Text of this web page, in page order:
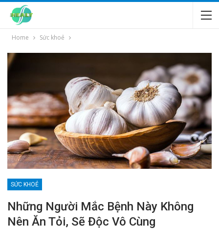
Home Sức khoẻ
SỨC KHOẺ
Những Người Mắc Bệnh Này Không
Nên Ăn Tỏi, Sẽ Độc Vô Cùng